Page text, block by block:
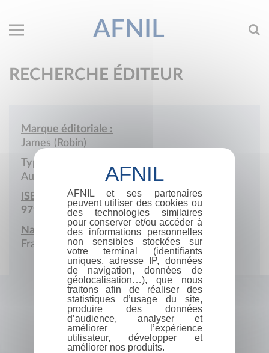
AFNIL
RECHERCHE ÉDITEUR
Marque éditoriale :
James (Robin)
Type de société :
Auto-édition
ISBN :
979-10-987173
Nationalité :
France
AFNIL et ses partenaires
peuvent utiliser des cookies ou
des technologies similaires
pour conserver et/ou accéder à
des informations personnelles
non sensibles stockées sur
votre terminal (identifiants
uniques, adresse IP, données
de navigation, données de
géolocalisation…), que nous
traitons afin de réaliser des
statistiques d’usage du site,
produire des données
d’audience, analyser et
améliorer l’expérience
utilisateur, développer et
améliorer nos produits.